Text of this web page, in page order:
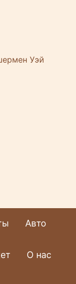
Уэй
Авто
О нас